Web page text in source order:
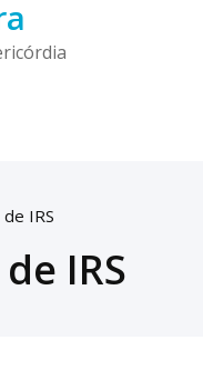
IRS
IRS